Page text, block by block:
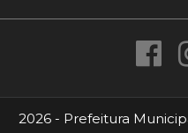
2026 - Prefeitura